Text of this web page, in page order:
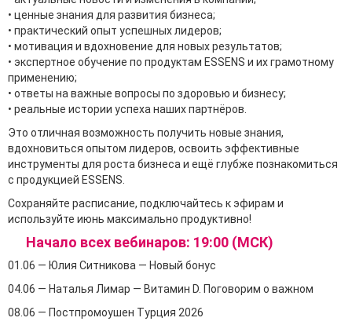
• ценные знания для развития бизнеса;
• практический опыт успешных лидеров;
• мотивация и вдохновение для новых результатов;
• экспертное обучение по продуктам ESSENS и их грамотному
применению;
• ответы на важные вопросы по здоровью и бизнесу;
• реальные истории успеха наших партнёров.
Это отличная возможность получить новые знания,
вдохновиться опытом лидеров, освоить эффективные
инструменты для роста бизнеса и ещё глубже познакомиться
с продукцией ESSENS.
Сохраняйте расписание, подключайтесь к эфирам и
используйте июнь максимально продуктивно!
Начало всех вебинаров: 19:00 (МСК)
01.06 — Юлия Ситникова — Новый бонус
04.06 — Наталья Лимар — Витамин D. Поговорим о важном
08.06 — Постпромоушен Турция 2026